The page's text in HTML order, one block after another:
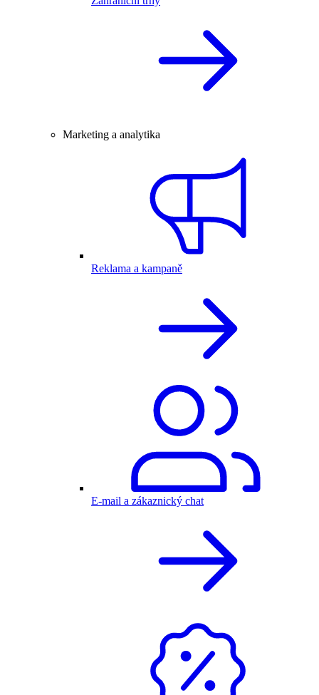
Marketing a analytika
Reklama a kampaně
E-mail a zákaznický chat